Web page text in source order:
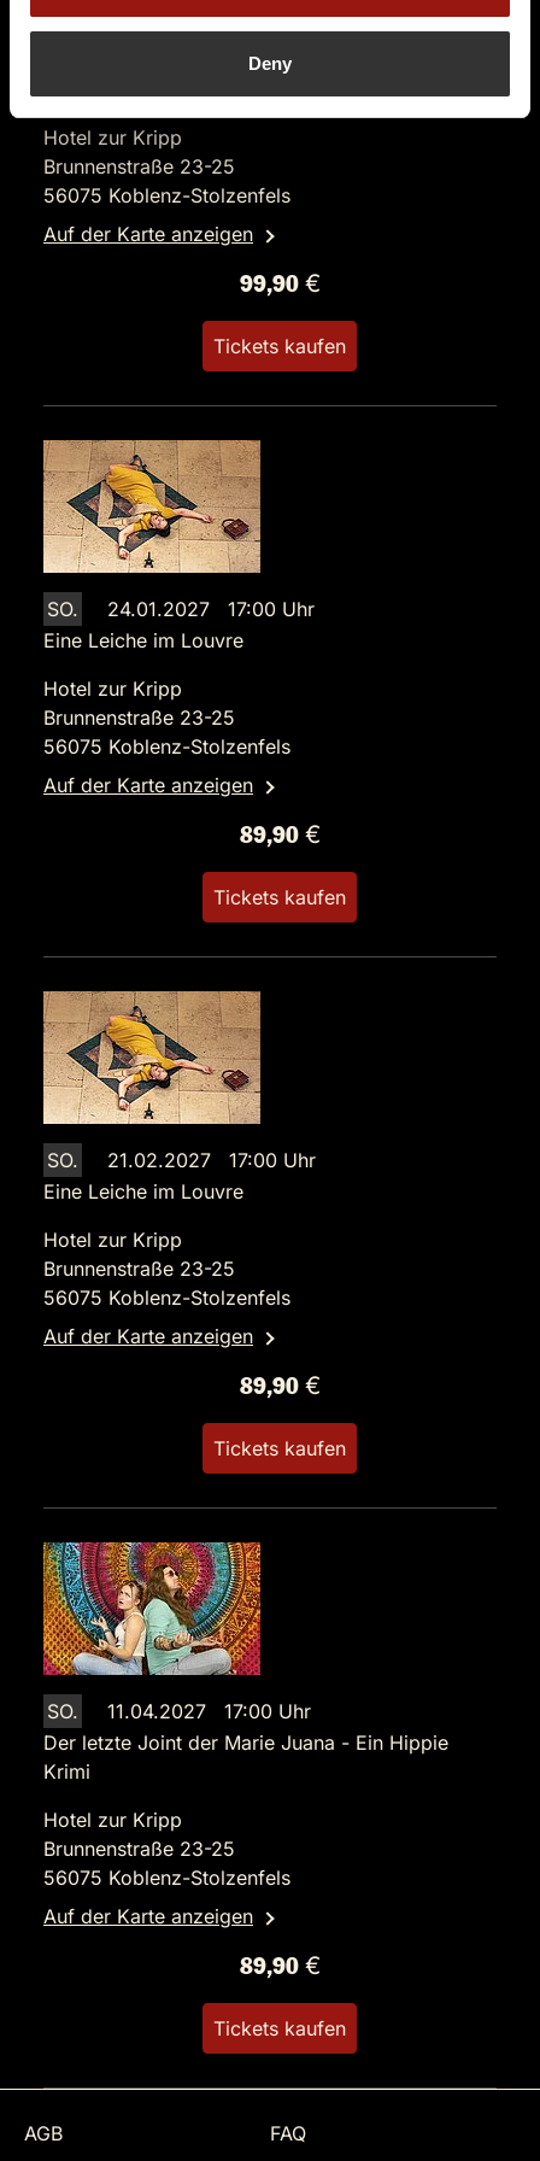
Deny
10.12.2026 19:00 Uhr
Hotel zur Kripp
Brunnenstraße 23-25
56075 Koblenz-Stolzenfels
Auf der Karte anzeigen
99,90 €
Tickets kaufen
SO.
24.01.2027 17:00 Uhr
Eine Leiche im Louvre
Hotel zur Kripp
Brunnenstraße 23-25
56075 Koblenz-Stolzenfels
Auf der Karte anzeigen
89,90 €
Tickets kaufen
SO.
21.02.2027 17:00 Uhr
Eine Leiche im Louvre
Hotel zur Kripp
Brunnenstraße 23-25
56075 Koblenz-Stolzenfels
Auf der Karte anzeigen
89,90 €
Tickets kaufen
SO.
11.04.2027 17:00 Uhr
Der letzte Joint der Marie Juana - Ein Hippie
Krimi
Hotel zur Kripp
Brunnenstraße 23-25
56075 Koblenz-Stolzenfels
Auf der Karte anzeigen
89,90 €
Tickets kaufen
AGB FAQ